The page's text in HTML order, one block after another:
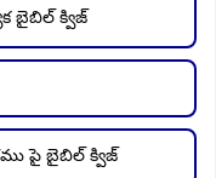
బైబిల్ క్విజ్
పై బైబిల్ క్విజ్